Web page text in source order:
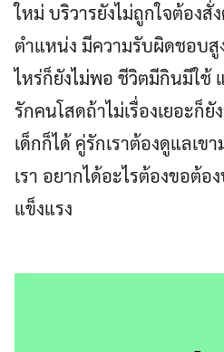
ใหม่ บริวารยังไม่ถูกใจต้องสั่
ตำแหน่ง มีความรับผิดชอบสู
ไหร่ก็ยังไม่พอ ชีวิตมีกินมีใช้
รักคนโสดถ้าไม่เรื่องเยอะก็
เด็กก็ได้ คู่รักเราต้องดูแลเข
เรา อยากได้อะไรต้องขอต้อ
แข็งแรง